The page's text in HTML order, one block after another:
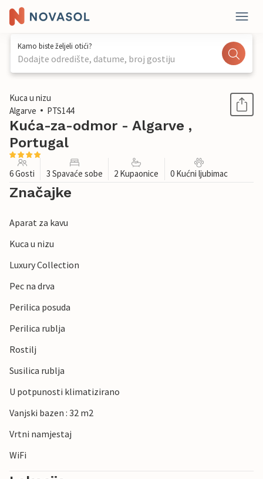
Kamo biste željeli otići?
Dodajte odredište, datume, broj gostiju
1 / 26
Kuca u nizu
Algarve
PTS144
Kuća-za-odmor - Algarve ,
Portugal
6 Gosti 3 Spavaće sobe 2 Kupaonice 0 Kućni ljubimac
Značajke
Aparat za kavu
Kuca u nizu
Luxury Collection
Pec na drva
Perilica posuda
Perilica rublja
Rostilj
Susilica rublja
U potpunosti klimatizirano
Vanjski bazen : 32 m2
Vrtni namjestaj
WiFi